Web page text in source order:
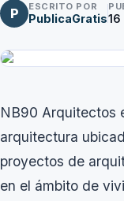
P ESCRITO POR
PublicaGratis
NB90 Arquitectos
arquitectura
proyectos de
en el ámbito de